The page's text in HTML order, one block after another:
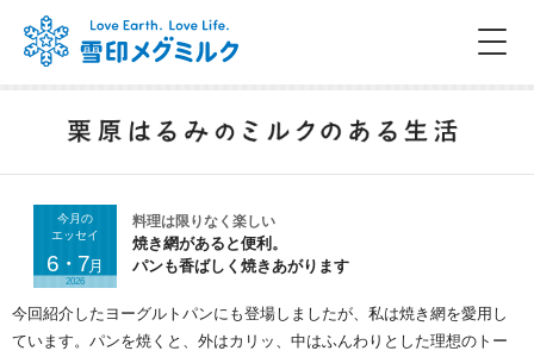
今月の
エッセイ
6・7月
2026
料理は限りなく楽しい
焼き網があると便利。
パンも香ばしく焼きあがります
今回紹介したヨーグルトパンにも登場しましたが、私は焼き網を愛用し
ています。パンを焼くと、外はカリッ、中はふんわりとした理想のトー